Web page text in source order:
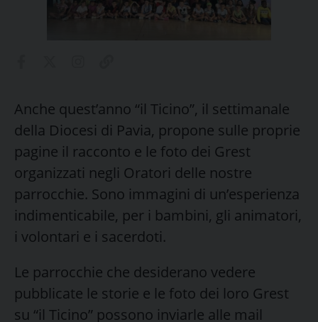
Anche quest’anno “il Ticino”, il settimanale
della Diocesi di Pavia, propone sulle proprie
pagine il racconto e le foto dei Grest
organizzati negli Oratori delle nostre
parrocchie. Sono immagini di un’esperienza
indimenticabile, per i bambini, gli animatori,
i volontari e i sacerdoti.
Le parrocchie che desiderano vedere
pubblicate le storie e le foto dei loro Grest
su “il Ticino” possono inviarle alle mail